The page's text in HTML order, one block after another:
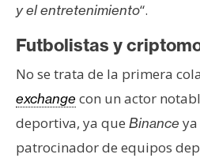
y el entretenimiento“.
Futbolistas y
No se trata de la primera
exchange con un actor
deportiva, ya que Binance
patrocinador de equipos